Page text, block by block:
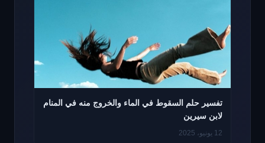
تفسير حلم السقوط في الماء والخروج منه في المنام
لابن سيرين
12 يونيو، 2025